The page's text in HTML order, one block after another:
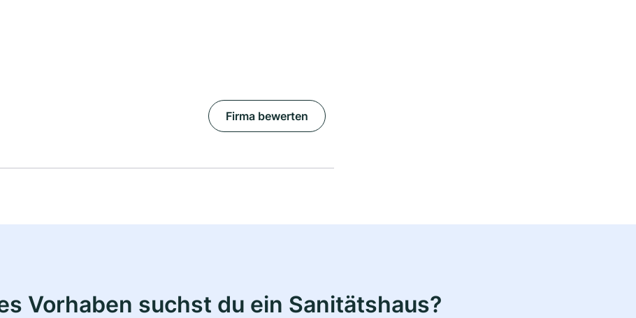
Firma bewerten
Vorhaben suchst du ein Sanitätshaus?